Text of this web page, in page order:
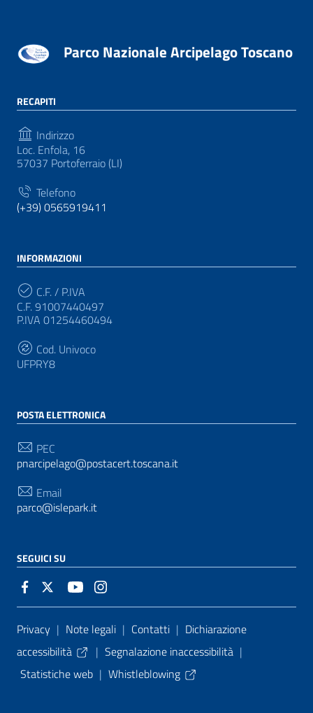
Parco Nazionale Arcipelago Toscano
RECAPITI
Indirizzo
Loc. Enfola, 16
57037 Portoferraio (LI)
Telefono
(+39) 0565919411
INFORMAZIONI
C.F. / P.IVA
C.F. 91007440497
P.IVA 01254460494
Cod. Univoco
UFPRY8
POSTA ELETTRONICA
PEC
pnarcipelago@postacert.toscana.it
Email
parco@islepark.it
SEGUICI SU
Sezione Link Utili
Privacy | Note legali | Contatti | Dichiarazione
accessibilità
| Segnalazione inaccessibilità |
Statistiche web | Whistleblowing